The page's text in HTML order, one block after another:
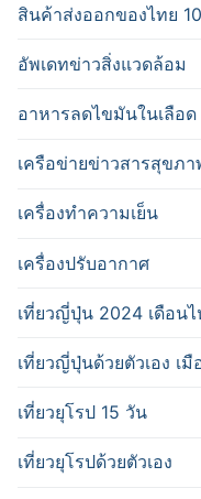
สินค้าส่งออกของไทย
อัพเดทข่าวสิ่งแวดล้อม
อาหารลดไขมันในเลือด
เครือข่ายข่าวสารสุขภา
เครื่องทำความเย็น
เครื่องปรับอากาศ
เที่ยวญี่ปุ่น 2024 เดือน
เที่ยวญี่ปุ่นด้วยตัวเอง เมื
เที่ยวยุโรป 15 วัน
เที่ยวยุโรปด้วยตัวเอง